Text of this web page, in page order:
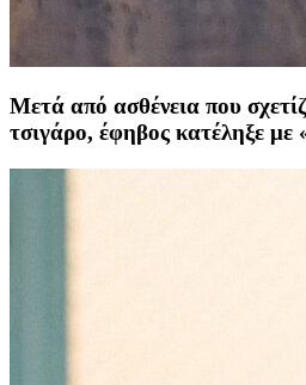
Μετά από ασθένεια που
τσιγάρο, έφηβος κατέληξε με